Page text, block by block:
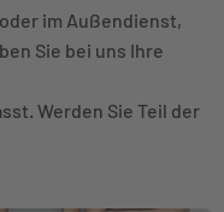
im Außendienst,
Sie bei uns Ihre
Werden Sie Teil der